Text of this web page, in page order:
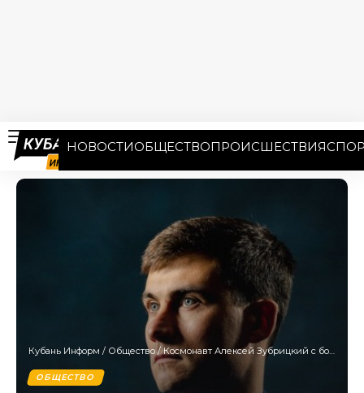
НОВОСТИОБЩЕСТВОПРОИСШЕСТВИЯ
Кубань Информ / Общество /Космонавт Алексей Зубрицкий с борта МКС передал горячий привет Приморско-Ахтарску
ОБЩЕСТВО